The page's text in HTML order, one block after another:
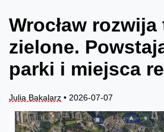
Wrocław
zielone.
parki i miejsca
Julia Bakalarz • 2026-07-07